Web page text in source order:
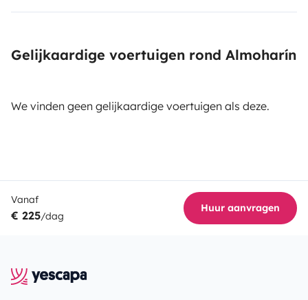
Gelijkaardige voertuigen rond Almoharín
We vinden geen gelijkaardige voertuigen als deze.
Vanaf
€ 225/dag
Huur aanvragen